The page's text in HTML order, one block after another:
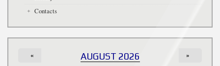
Contacts
AUGUST 2026
« »